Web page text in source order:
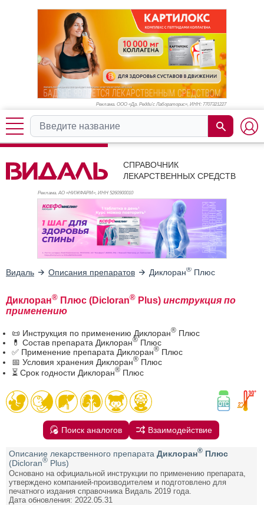
Реклама. ООО «Др. Редди’с Лабораторис», ИНН: 7707321227
СПРАВОЧНИК
ЛЕКАРСТВЕННЫХ СРЕДСТВ
Реклама. АО «НИЖФАРМ», ИНН 5260900010
Видаль Описания препаратов Диклоран® Плюс
Диклоран® Плюс (Dicloran® Plus) инструкция по
применению
📜 Инструкция по применению Диклоран® Плюс
💊 Состав препарата Диклоран® Плюс
✅ Применение препарата Диклоран® Плюс
📅 Условия хранения Диклоран® Плюс
⏳ Срок годности Диклоран® Плюс
Поиск аналогов Взаимодействие
Описание лекарственного препарата Диклоран® Плюс
(Dicloran® Plus)
Основано на официальной инструкции по применению препарата,
утверждено компанией-производителем и подготовлено для
печатного издания справочника Видаль 2019 года.
Дата обновления: 2022.05.31